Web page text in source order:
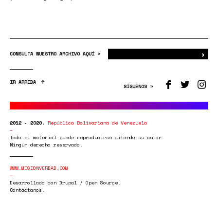
CONSULTA NUESTRO ARCHIVO AQUÍ > ›
IR ARRIBA
SÍGUENOS >
2012 - 2020. República Bolivariana de Venezuela
Todo el material puede reproducirse citando su autor.
Ningún derecho reservado.
WWW.MISIONVERDAD.COM
Desarrollado con Drupal / Open Source.
Contáctanos.